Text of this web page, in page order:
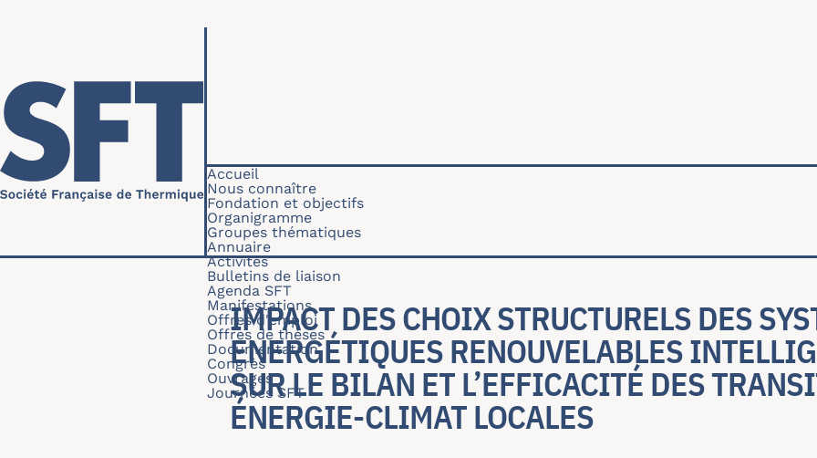
Navigation principale
Accueil
Nous connaître
Fondation et objectifs
Organigramme
Groupes thématiques
Annuaire
Activités
Bulletins de liaison
Agenda SFT
Manifestations
Offres d'emploi
Offres de thèses
Documentation
Congrès
Ouvrages
Journées SFT
IMPACT DES CHOIX STRUCTURELS DES
ENERGÉTIQUES RENOUVELABLES
SUR LE BILAN ET L’EFFICACITÉ DES
ÉNERGIE-CLIMAT LOCALES